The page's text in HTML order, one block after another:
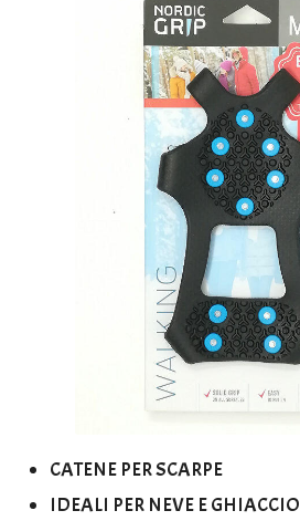
CATENE PER SCARPE
IDEALI PER NEVE E GHIACCIO